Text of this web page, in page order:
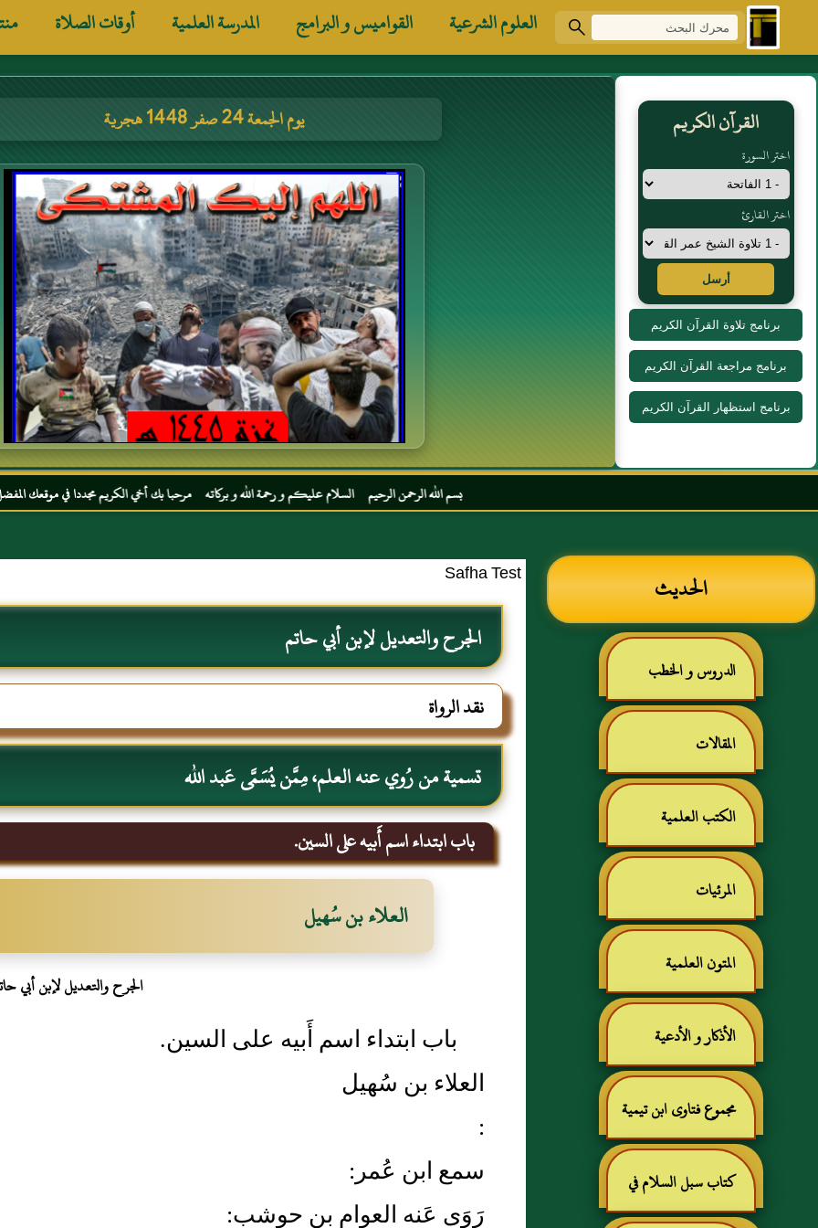
العلوم الشرعية القواميس و البرامج المدرسة العلمية أوقات الصلاة
القرآن الكريم
اختر السورة
اختر القارئ
أرسل
برنامج تلاوة القرآن الكريم
برنامج مراجعة القرآن الكريم
برنامج استظهار القرآن الكريم
يوم الجمعة 24 صفر 1448 هجرية
بسم الله الرحمن الرحيم السلام عليكم و رحمة الله و بركاته مرحبا بك أخي الكريم مجددا في موقعك المفضل المحجة
الحديث
الدروس و الخطب
المقالات
الكتب العلمية
المرئيات
المتون العلمية
الأذكار و الأدعية
مجموع فتاوى ابن تيمية
كتاب سبل السلام في
Safha Test
الجرح والتعديل لإبن أبي حاتم
نقد الرواة
تسمية من رُوي عنه العلم، مِمَّن يُسَمَّى عَبد الله
باب ابتداء اسم أَبيه على السين.
العلاء بن سُهيل
الجرح والتعديل لإبن أبي
باب ابتداء اسم أَبيه على السين.
العلاء بن سُهيل
:
سمع ابن عُمر:
رَوَى عَنه العوام بن حوشب: